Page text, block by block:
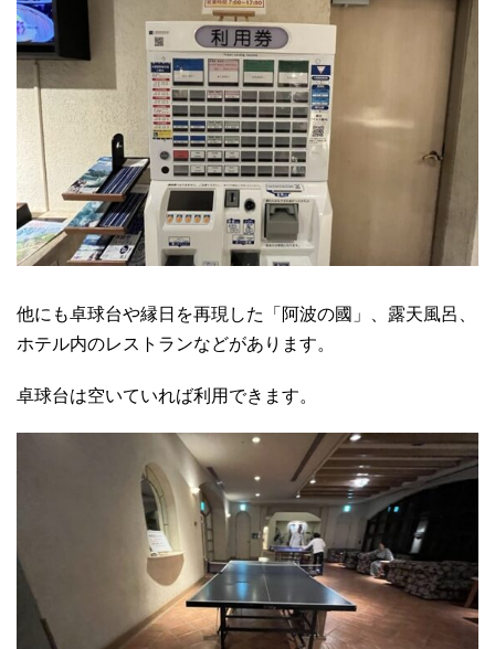
他にも卓球台や縁日を再現した「阿波の國」、露天風呂、
ホテル内のレストランなどがあります。
卓球台は空いていれば利用できます。